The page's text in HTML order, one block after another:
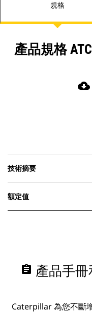
狀態顯示規格
產品規格
cloud_download
技術摘要
額定值
assignment 產品手
Caterpillar 為您不斷